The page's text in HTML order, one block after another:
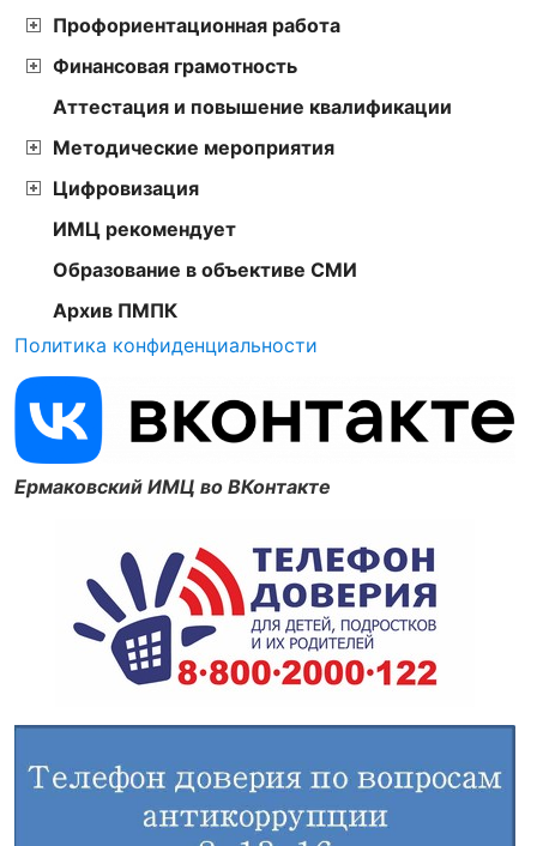
Профориентационная работа
Финансовая грамотность
Аттестация и повышение квалификации
Методические мероприятия
Цифровизация
ИМЦ рекомендует
Образование в объективе СМИ
Архив ПМПК
Политика конфиденциальности
Ермаковский ИМЦ во ВКонтакте